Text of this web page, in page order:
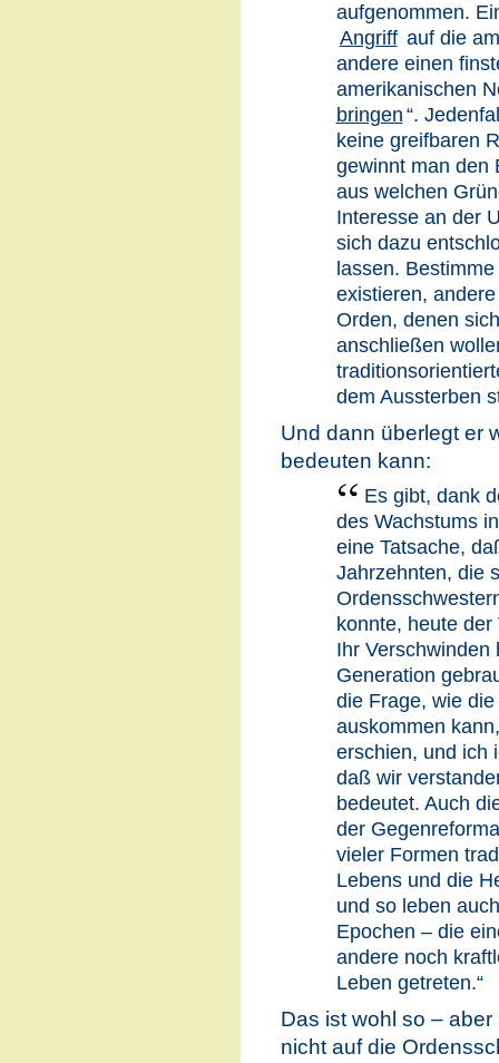
aufgenommen.
Angriff auf die
andere einen
amerikanischen
bringen “.
keine greifbaren
gewinnt man den
aus welchen
Interesse an der
sich dazu
lassen.
existieren,
Orden, denen
anschließen
dem Aussterben
Und dann überlegt er
bedeuten kann:
Es gibt, dank
des Wachstums
eine Tatsache,
Jahrzehnten, die
konnte, heute
Ihr Verschwinden
Generation
die Frage, wie
auskommen
erschien, und ich
daß wir
bedeutet. Auch
der
vieler Formen
Lebens und die
und so leben
Epochen – die
andere noch
Leben getreten.“
Das ist wohl so –
nicht auf die